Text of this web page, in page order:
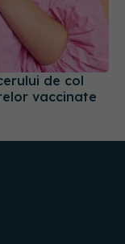
de col
vaccinate